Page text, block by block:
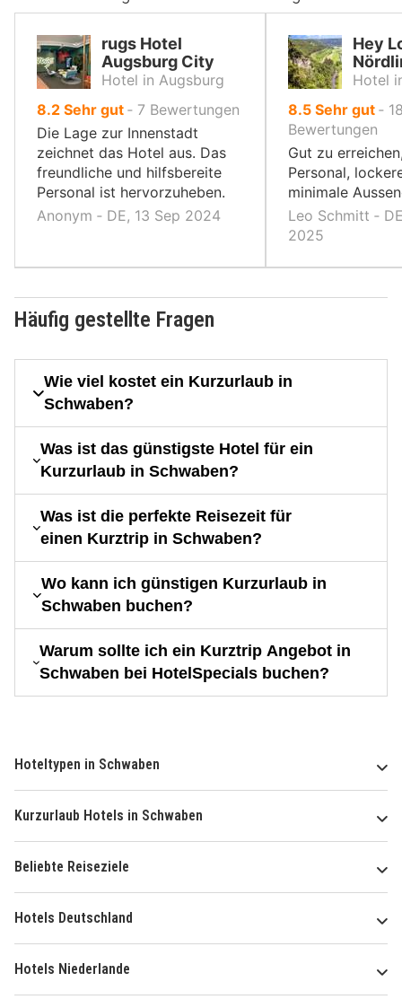
rugs Hotel
Augsburg City
Hotel in Augsburg
8.2von
10,
Sehr gut ‐ 7 Bewertungen
Die Lage zur Innenstadt
zeichnet das Hotel aus. Das
freundliche und hilfsbereite
Personal ist hervorzuheben.
Anonym ‐ DE, 13 Sep 2024
Hey
Hotel
8.5von
10,
Sehr gut ‐
Bewertungen
Gut zu
Personal,
minimale
Leo Schmitt ‐
2025
Häufig gestellte Fragen
Wie viel kostet ein Kurzurlaub in
Schwaben?
Was ist das günstigste Hotel für ein
Kurzurlaub in Schwaben?
Was ist die perfekte Reisezeit für
einen Kurztrip in Schwaben?
Wo kann ich günstigen Kurzurlaub in
Schwaben buchen?
Warum sollte ich ein Kurztrip Angebot in
Schwaben bei HotelSpecials buchen?
Hoteltypen in Schwaben
Kurzurlaub Hotels in Schwaben
Beliebte Reiseziele
Hotels Deutschland
Hotels Niederlande